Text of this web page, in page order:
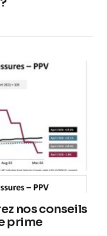
nos conseils
prime